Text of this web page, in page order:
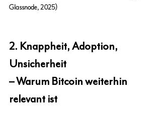
Glassnode, 2025)
2. Knappheit, Adoption,
Unsicherheit
– Warum Bitcoin weiterhin
relevant ist